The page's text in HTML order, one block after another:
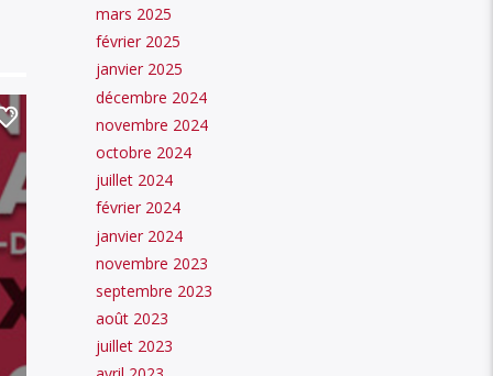
mars 2025
février 2025
janvier 2025
décembre 2024
novembre 2024
octobre 2024
juillet 2024
février 2024
janvier 2024
novembre 2023
septembre 2023
août 2023
juillet 2023